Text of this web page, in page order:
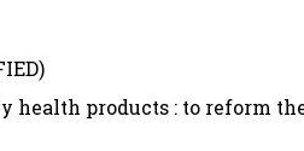
health products : to reform